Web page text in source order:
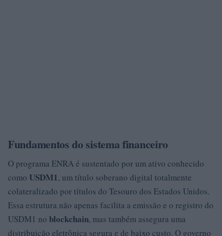
Fundamentos do sistema financeiro
O programa ENRA é sustentado por um ativo conhecido
como USDM1, um título soberano digital totalmente
colateralizado por títulos do Tesouro dos Estados Unidos.
Essa estrutura não apenas facilita a emissão e o registro do
USDM1 no blockchain, mas também assegura uma
distribuição eletrônica segura e de baixo custo. O governo